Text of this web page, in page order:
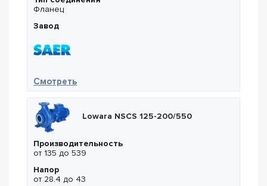
Фланец
Завод
Смотреть— Saer IR 32-160SB
Lowara NSCS 125-200/550
Производительность
от 135 до 539
Напор
от 28.4 до 43